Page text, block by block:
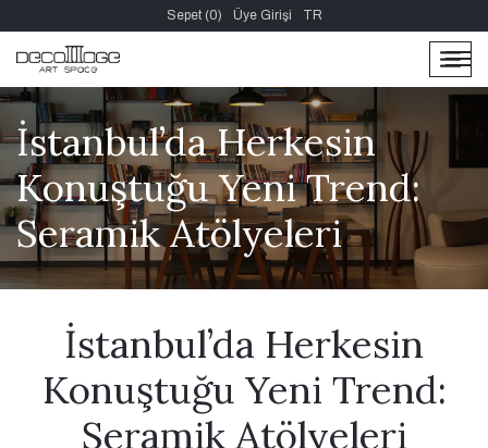
Sepet (0) Üye Girişi TR
İstanbul’da Herkesin
Konuştuğu Yeni Trend:
Seramik Atölyeleri
İstanbul’da Herkesin
Konuştuğu Yeni Trend:
Seramik Atölyeleri